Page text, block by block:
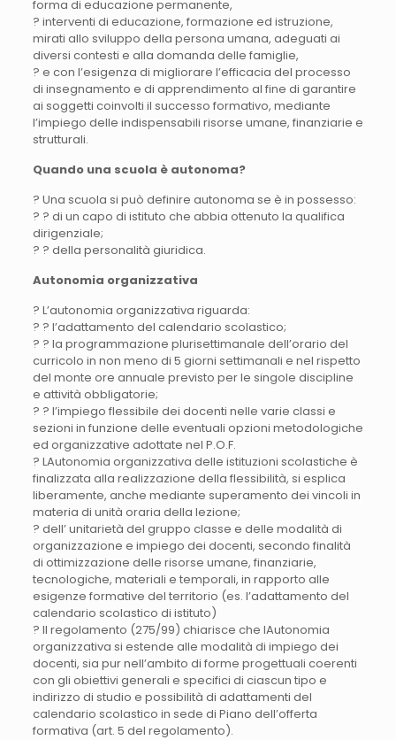
forma di educazione permanente,
? interventi di educazione, formazione ed istruzione,
mirati allo sviluppo della persona umana, adeguati ai
diversi contesti e alla domanda delle famiglie,
? e con l’esigenza di migliorare l’efficacia del processo
di insegnamento e di apprendimento al fine di garantire
ai soggetti coinvolti il successo formativo, mediante
l’impiego delle indispensabili risorse umane, finanziarie e
strutturali.
Quando una scuola è autonoma?
? Una scuola si può definire autonoma se è in possesso:
? ? di un capo di istituto che abbia ottenuto la qualifica
dirigenziale;
? ? della personalità giuridica.
Autonomia organizzativa
? L’autonomia organizzativa riguarda:
? ? l’adattamento del calendario scolastico;
? ? la programmazione plurisettimanale dell’orario del
curricolo in non meno di 5 giorni settimanali e nel rispetto
del monte ore annuale previsto per le singole discipline
e attività obbligatorie;
? ? l’impiego flessibile dei docenti nelle varie classi e
sezioni in funzione delle eventuali opzioni metodologiche
ed organizzative adottate nel P.O.F.
? LAutonomia organizzativa delle istituzioni scolastiche è
finalizzata alla realizzazione della flessibilità, si esplica
liberamente, anche mediante superamento dei vincoli in
materia di unità oraria della lezione;
? dell’ unitarietà del gruppo classe e delle modalità di
organizzazione e impiego dei docenti, secondo finalità
di ottimizzazione delle risorse umane, finanziarie,
tecnologiche, materiali e temporali, in rapporto alle
esigenze formative del territorio (es. l’adattamento del
calendario scolastico di istituto)
? Il regolamento (275/99) chiarisce che lAutonomia
organizzativa si estende alle modalità di impiego dei
docenti, sia pur nell’ambito di forme progettuali coerenti
con gli obiettivi generali e specifici di ciascun tipo e
indirizzo di studio e possibilità di adattamenti del
calendario scolastico in sede di Piano dell’offerta
formativa (art. 5 del regolamento).